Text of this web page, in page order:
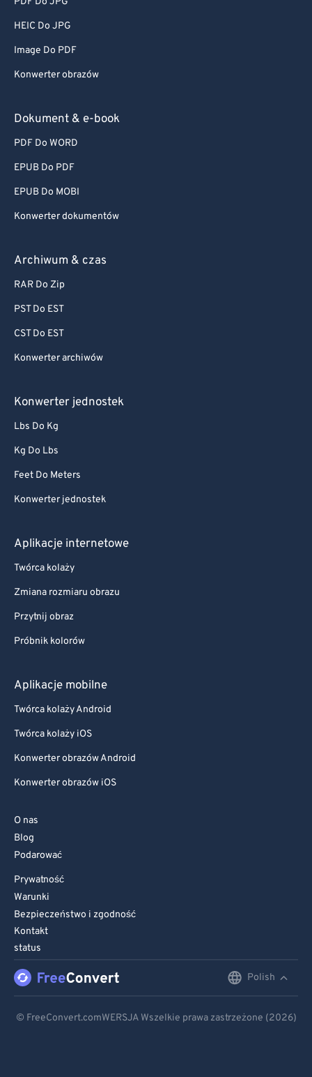
HEIC Do JPG
Image Do PDF
Konwerter obrazów
Dokument & e-book
PDF Do WORD
EPUB Do PDF
EPUB Do MOBI
Konwerter dokumentów
Archiwum & czas
RAR Do Zip
PST Do EST
CST Do EST
Konwerter archiwów
Konwerter jednostek
Lbs Do Kg
Kg Do Lbs
Feet Do Meters
Konwerter jednostek
Aplikacje internetowe
Twórca kolaży
Zmiana rozmiaru obrazu
Przytnij obraz
Próbnik kolorów
Aplikacje mobilne
Twórca kolaży Android
Twórca kolaży iOS
Konwerter obrazów Android
Konwerter obrazów iOS
O nas
Blog
Podarować
Prywatność
Warunki
Bezpieczeństwo i zgodność
Kontakt
status
Polish
© FreeConvert.comWERSJA Wszelkie prawa zastrzeżone (2026)